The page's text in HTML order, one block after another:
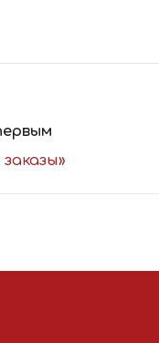
заказы»